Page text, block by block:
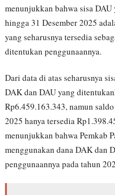
menunjukkan bahwa sisa
hingga 31 Desember 2025
yang seharusnya tersedia
ditentukan penggunaannya.
Dari data di atas seharusnya
DAK dan DAU yang
Rp6.459.163.343, namun
2025 hanya tersedia
menunjukkan bahwa Pemkab
menggunakan dana DAK dan
penggunaannya pada tahun